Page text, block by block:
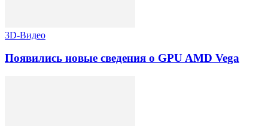
3D-Видео
Появились новые сведения о GPU AMD Vega